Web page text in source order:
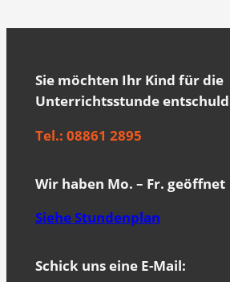
Sie möchten Ihr Kind für die
Unterrichtsstunde
Tel.: 08861 2895
Wir haben Mo. – Fr. geöffnet
Siehe Stundenplan
Schick uns eine E-Mail: